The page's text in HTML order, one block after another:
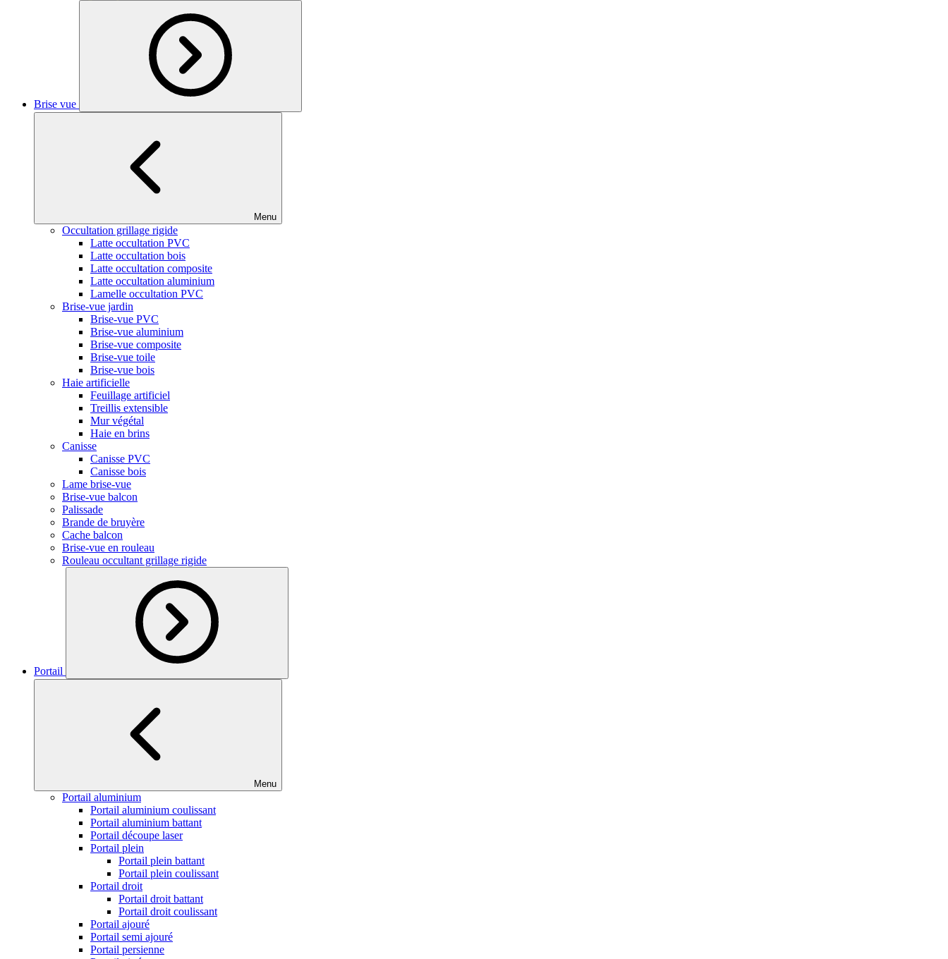
Brise vue
Menu
Occultation grillage rigide
Latte occultation PVC
Latte occultation bois
Latte occultation composite
Latte occultation aluminium
Lamelle occultation PVC
Brise-vue jardin
Brise-vue PVC
Brise-vue aluminium
Brise-vue composite
Brise-vue toile
Brise-vue bois
Haie artificielle
Feuillage artificiel
Treillis extensible
Mur végétal
Haie en brins
Canisse
Canisse PVC
Canisse bois
Lame brise-vue
Brise-vue balcon
Palissade
Brande de bruyère
Cache balcon
Brise-vue en rouleau
Rouleau occultant grillage rigide
Portail
Menu
Portail aluminium
Portail aluminium coulissant
Portail aluminium battant
Portail découpe laser
Portail plein
Portail plein battant
Portail plein coulissant
Portail droit
Portail droit battant
Portail droit coulissant
Portail ajouré
Portail semi ajouré
Portail persienne